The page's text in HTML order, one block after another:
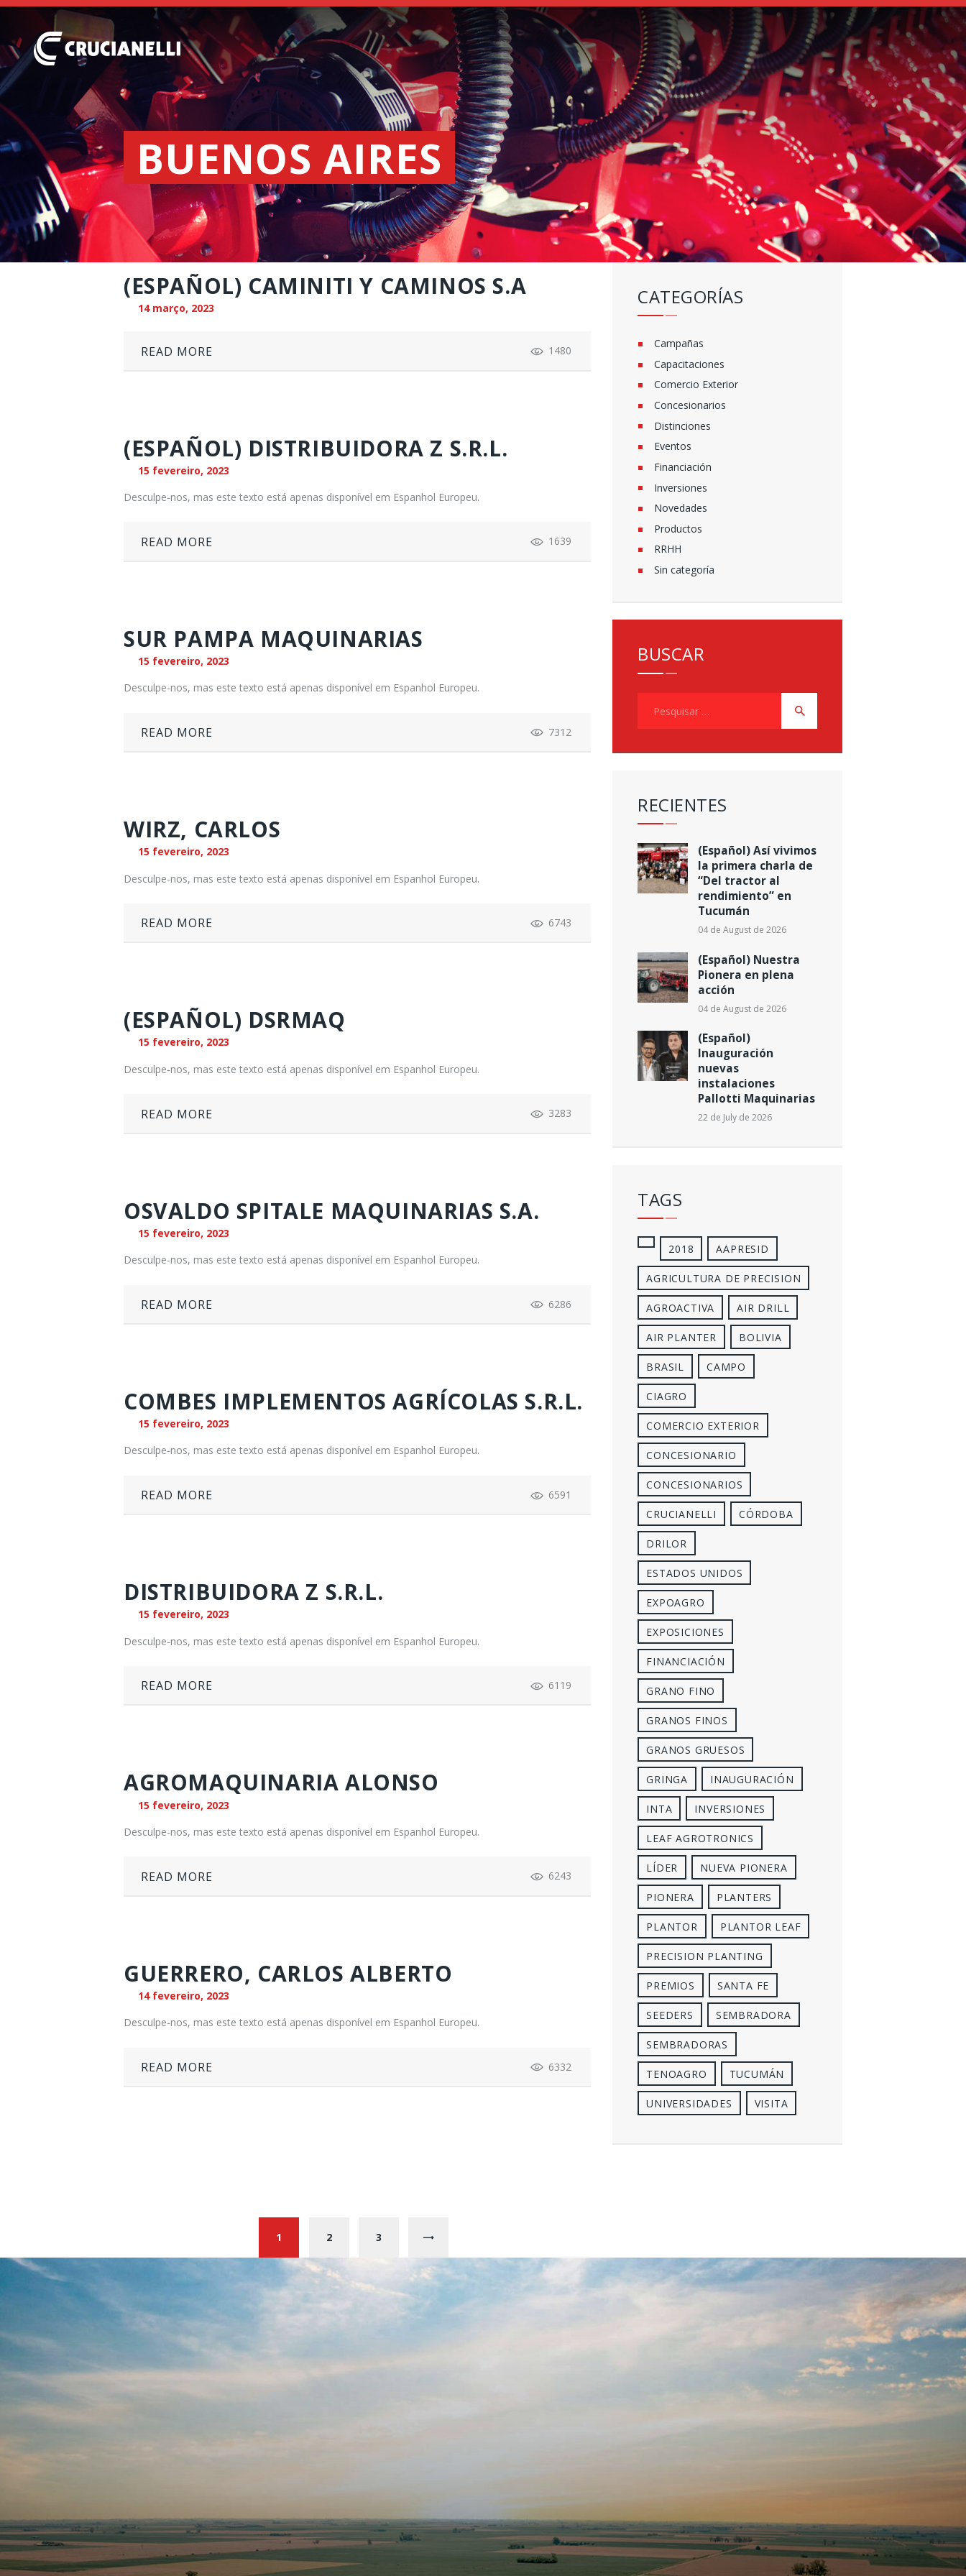
BUENOS AIRES
SEMEADORES
ESPALHADORES
DE
FERTILIZANTES
INSTITUCIONAL
CONCESIONARIOS
NOVEDADES
NOSSA EMPRESA
CONTACTO
(ESPAÑOL) CAMINITI Y CAMINOS S.A
14 março, 2023
READ MORE 1480
(ESPAÑOL) DISTRIBUIDORA Z S.R.L.
15 fevereiro, 2023
Desculpe-nos, mas este texto está apenas disponível em Espanhol Europeu.
READ MORE 1639
SUR PAMPA MAQUINARIAS
15 fevereiro, 2023
Desculpe-nos, mas este texto está apenas disponível em Espanhol Europeu.
READ MORE 7312
WIRZ, CARLOS
15 fevereiro, 2023
Desculpe-nos, mas este texto está apenas disponível em Espanhol Europeu.
READ MORE 6743
(ESPAÑOL) DSRMAQ
15 fevereiro, 2023
Desculpe-nos, mas este texto está apenas disponível em Espanhol Europeu.
READ MORE 3283
OSVALDO SPITALE MAQUINARIAS S.A.
15 fevereiro, 2023
Desculpe-nos, mas este texto está apenas disponível em Espanhol Europeu.
READ MORE 6286
COMBES IMPLEMENTOS AGRÍCOLAS S.R.L.
15 fevereiro, 2023
Desculpe-nos, mas este texto está apenas disponível em Espanhol Europeu.
READ MORE 6591
DISTRIBUIDORA Z S.R.L.
15 fevereiro, 2023
Desculpe-nos, mas este texto está apenas disponível em Espanhol Europeu.
READ MORE 6119
AGROMAQUINARIA ALONSO
15 fevereiro, 2023
Desculpe-nos, mas este texto está apenas disponível em Espanhol Europeu.
READ MORE 6243
GUERRERO, CARLOS ALBERTO
14 fevereiro, 2023
Desculpe-nos, mas este texto está apenas disponível em Espanhol Europeu.
READ MORE 6332
V
E
G
A
Ç
O
PAGE
1 PAGE
2 PAGE
3
CATEGORÍAS
Campañas
Capacitaciones
Comercio Exterior
Concesionarios
Distinciones
Eventos
Financiación
Inversiones
Novedades
Productos
RRHH
Sin categoría
BUSCAR
por:
RECIENTES
(Español) Así vivimos
la primera charla de
“Del tractor al
rendimiento” en
Tucumán
04 de August de 2026
(Español) Nuestra
Pionera en plena
acción
04 de August de 2026
(Español)
Inauguración
nuevas
instalaciones
Pallotti Maquinarias
22 de July de 2026
TAGS
2018 AAPRESID
AGRICULTURA DE PRECISION
AGROACTIVA AIR DRILL
AIR PLANTER BOLIVIA
BRASIL CAMPO
CIAGRO
COMERCIO EXTERIOR
CONCESIONARIO
CONCESIONARIOS
CRUCIANELLI CÓRDOBA
DRILOR
ESTADOS UNIDOS
EXPOAGRO
EXPOSICIONES
FINANCIACIÓN
GRANO FINO
GRANOS FINOS
GRANOS GRUESOS
GRINGA INAUGURACIÓN
INTA INVERSIONES
LEAF AGROTRONICS
LÍDER NUEVA PIONERA
PIONERA PLANTERS
PLANTOR PLANTOR LEAF
PRECISION PLANTING
PREMIOS SANTA FE
SEEDERS SEMBRADORA
SEMBRADORAS
TENOAGRO TUCUMÁN
UNIVERSIDADES VISITA